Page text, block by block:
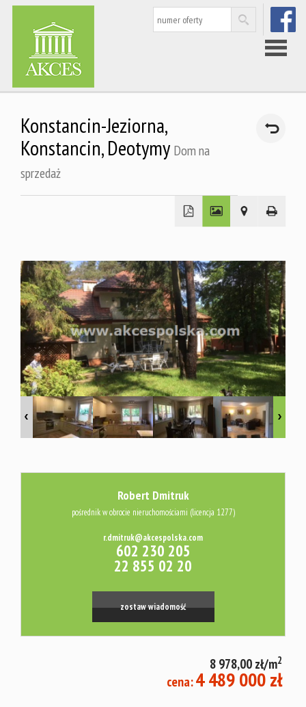
Strona
wtórny
Usługi
Kredyty
Wycena
Warto
Konstancin-Jeziorna,
Konstancin, Deotymy Dom na
sprzedaż
Robert Dmitruk
pośrednik w obrocie nieruchomościami (licencja 1277)
r.dmitruk@akcespolska.com
602 230 205
22 855 02 20
zostaw wiadomość
8 978,00 zł/m2
cena:4 489 000 zł